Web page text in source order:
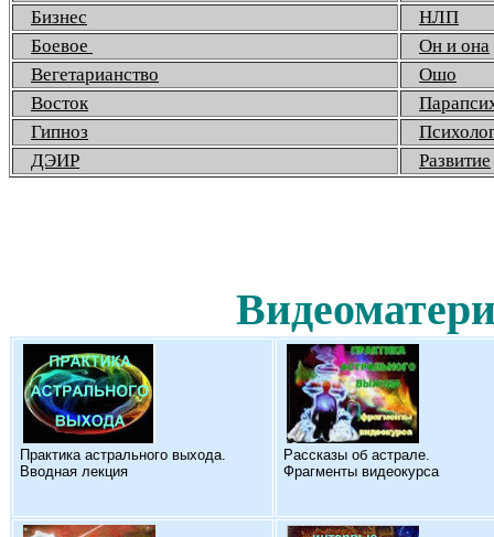
Бизнес
НЛП
Боевое
Он и она
Вегетарианство
Ошо
Восток
Гипноз
ДЭИР
Развитие
Практика астрального выхода.
Вводная лекция
Рассказы об астрале.
Фрагменты видеокурса